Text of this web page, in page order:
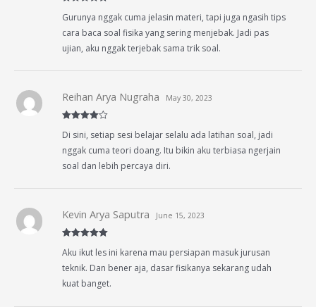
of 5
Gurunya nggak cuma jelasin materi, tapi juga ngasih tips
cara baca soal fisika yang sering menjebak. Jadi pas
ujian, aku nggak terjebak sama trik soal.
out of 5
Reihan Arya Nugraha May 30, 2023
Di sini, setiap sesi belajar selalu ada latihan soal, jadi
nggak cuma teori doang. Itu bikin aku terbiasa ngerjain
soal dan lebih percaya diri.
of 5
Kevin Arya Saputra June 15, 2023
Aku ikut les ini karena mau persiapan masuk jurusan
teknik. Dan bener aja, dasar fisikanya sekarang udah
kuat banget.